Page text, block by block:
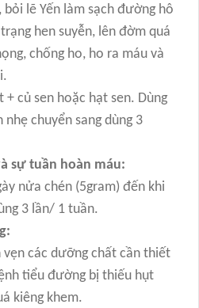
lẽ Yến làm sạch đường hô
hen suyễn, lên đờm quá
chống ho, ho ra máu và
+ củ sen hoặc hạt sen. Dùng
nhẹ chuyển sang dùng 3
sự tuần hoàn máu:
nửa chén (5gram) đến khi
3 lần/ 1 tuần.
vẹn các dưỡng chất cần thiết
tiểu đường bị thiếu hụt
kiêng khem.